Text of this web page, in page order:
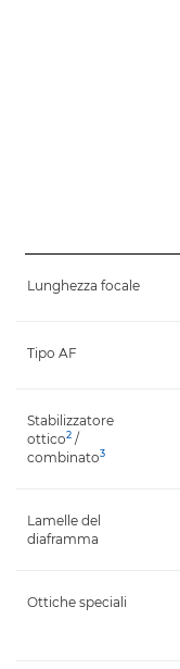
Lunghezza focale
Tipo AF
Stabilizzatore
ottico2 /
combinato3
Lamelle del
diaframma
Ottiche speciali